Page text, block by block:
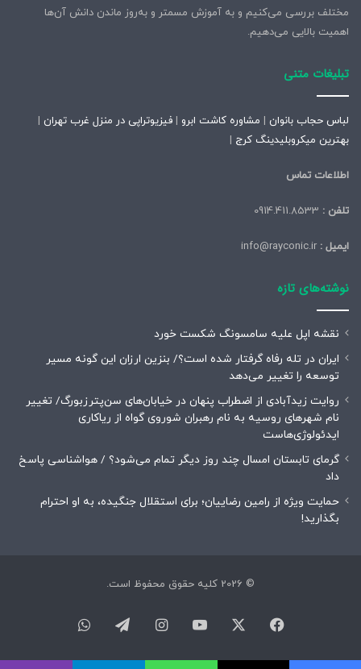
مختلف بررسی می‌کنیم و به آموزش مسمتر و به‌روز ماندن دانش آن‌ها
اهمیت بالایی می‌دهیم.
تبلیغات متنی
لباس حجاب بانوان | مشاوره کاشت ابرو | فیزیوتراپی در منزل غرب تهران |
بهترین میکروبلیدینگ کرج |
اطلاعات تماس
تلفن :
ایمیل :
نوشته‌های تازه
نقشه اپل علیه سامسونگ شکست خورد
ایران در تله رفاه گرفتار شده است؟/ بنزین ارزان این گونه مسیر
توسعه را تغییر می‌دهد
روایت زیدآبادی از اضطراب پنهان در خیابان‌های سن‌پترزبورگ/ تغییر
نام شهرهای روسیه به نام رهبران شوروی گواه از ریاکاری
ایدئولوژی‌هاست
گرمای تابستان امسال چند روز دیگر تمام می‌شود؟ / هواشناسی پاسخ
داد
حمایت ویژه از رامین رضاییان؛ برای استقلال جنگیده، به او احترام
بگذارید!
© 2026 کلیه حقوق محفوظ است.
فیسبوک ایکس یوتیوب اینستاگرامتلگرام
آپ